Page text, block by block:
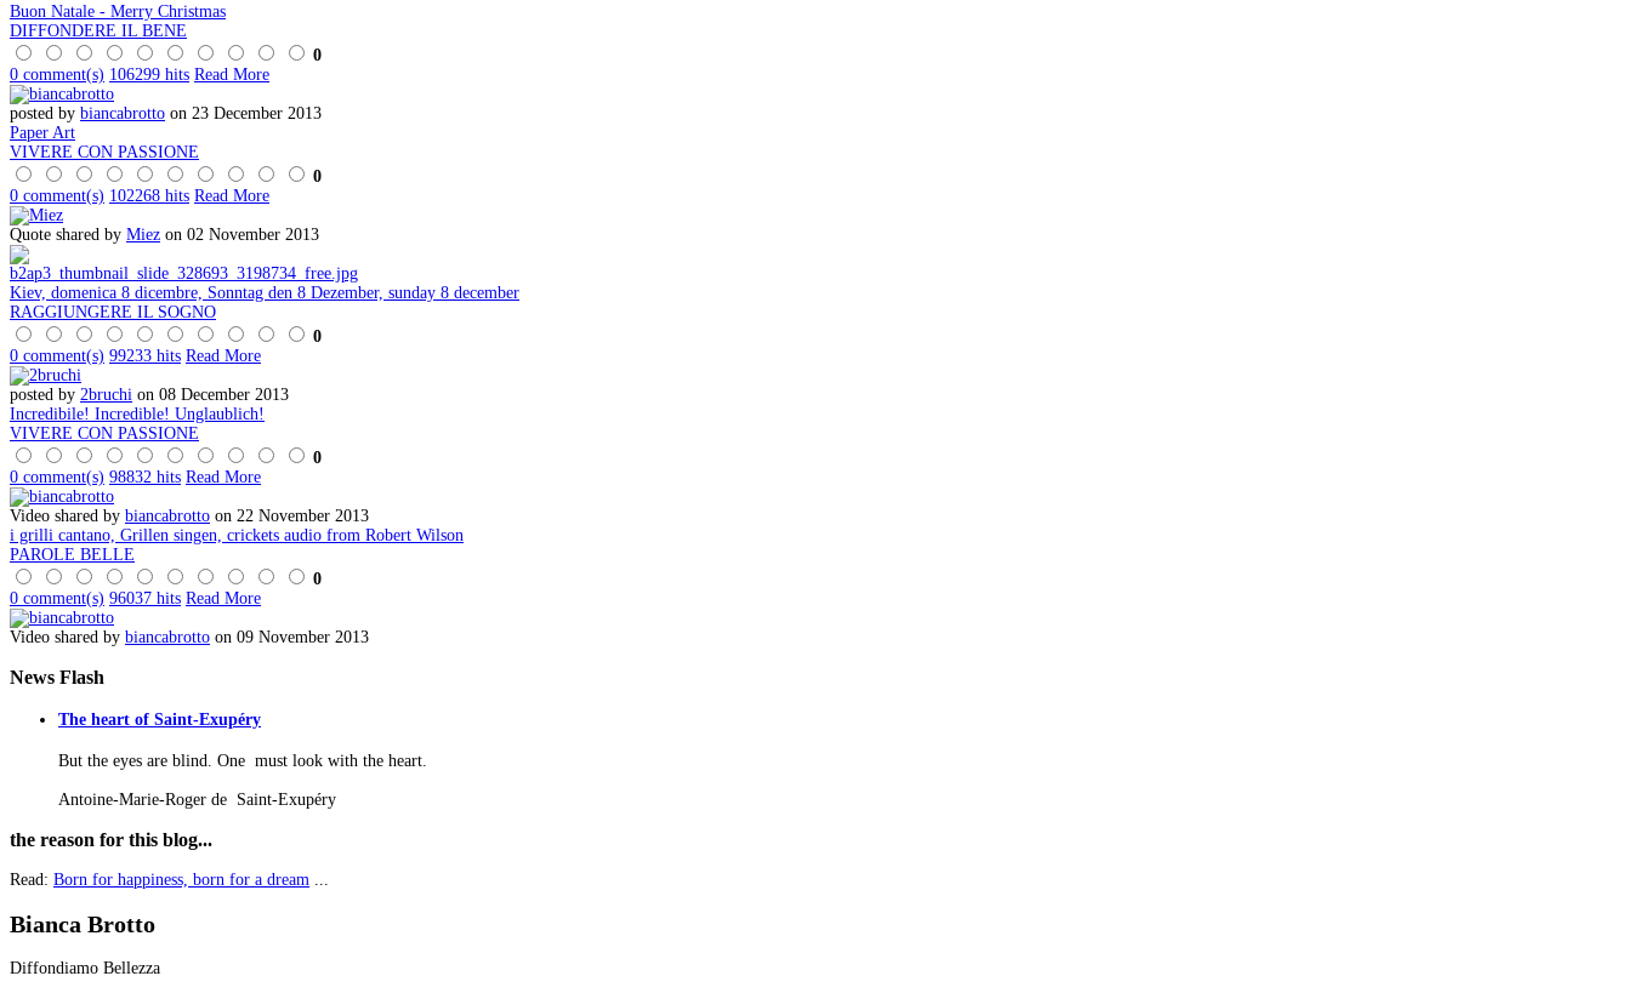
Buon Natale - Merry Christmas
DIFFONDERE IL BENE
0
0 comment(s) 106299 hits Read More
posted by biancabrotto on 23 December 2013
Paper Art
VIVERE CON PASSIONE
0
0 comment(s) 102268 hits Read More
Quote shared by Miez on 02 November 2013
Kiev, domenica 8 dicembre, Sonntag den 8 Dezember, sunday 8 december
RAGGIUNGERE IL SOGNO
0
0 comment(s) 99233 hits Read More
posted by 2bruchi on 08 December 2013
Incredibile! Incredible! Unglaublich!
VIVERE CON PASSIONE
0
0 comment(s) 98832 hits Read More
Video shared by biancabrotto on 22 November 2013
i grilli cantano, Grillen singen, crickets audio from Robert Wilson
PAROLE BELLE
0
0 comment(s) 96037 hits Read More
Video shared by biancabrotto on 09 November 2013
News Flash
The heart of Saint-Exupéry
But the eyes are blind. One must look with the heart.
Antoine-Marie-Roger de Saint-Exupéry
the reason for this blog...
Read: Born for happiness, born for a dream
Bianca Brotto
Diffondiamo Bellezza